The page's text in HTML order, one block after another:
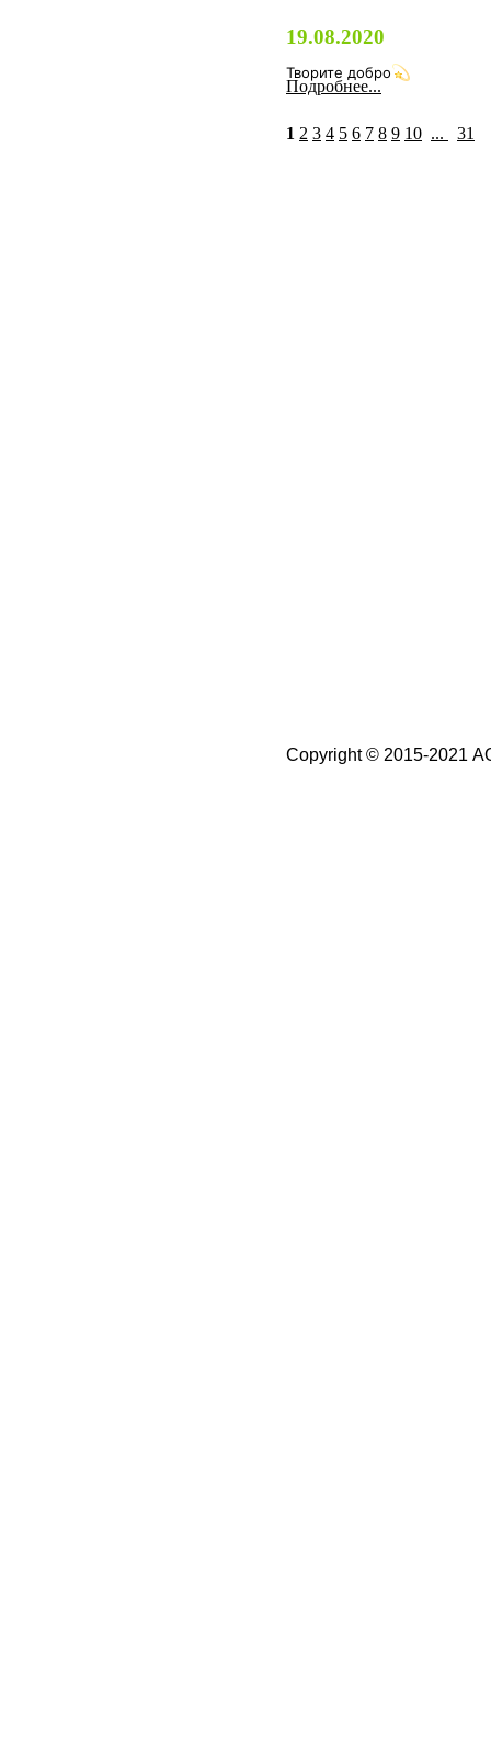
19.08.2020
Творите добро
Подробнее...
1 2 3 4 5 6 7 8 9 10 ... 31
Copyright © 2015-2021